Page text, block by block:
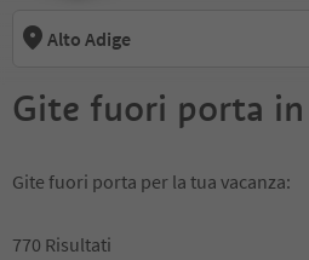
Alto Adige
Gite fuori porta
Gite fuori porta per la tua vacanza:
770 Risultati